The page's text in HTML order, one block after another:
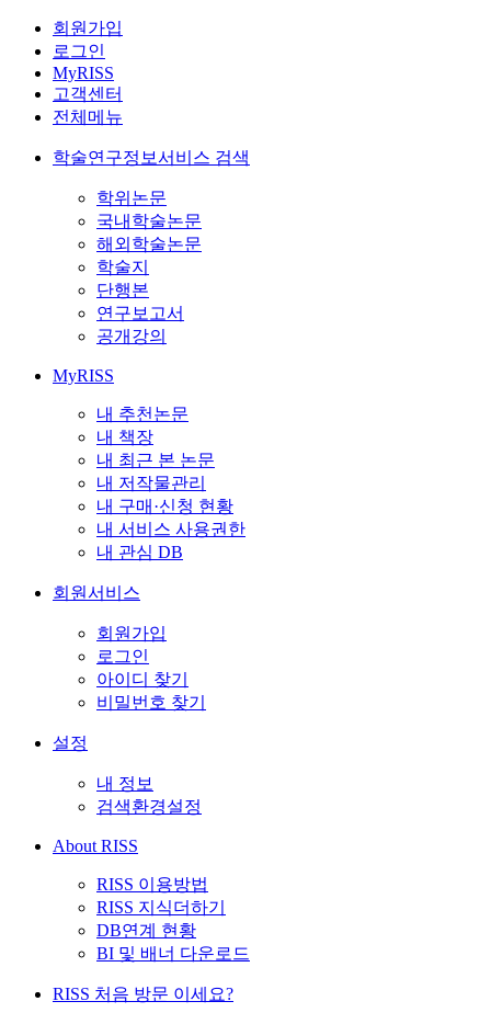
회원가입
로그인
MyRISS
고객센터
전체메뉴
학술연구정보서비스 검색
학위논문
국내학술논문
해외학술논문
학술지
단행본
연구보고서
공개강의
MyRISS
내 추천논문
내 책장
내 최근 본 논문
내 저작물관리
내 구매·신청 현황
내 서비스 사용권한
내 관심 DB
회원서비스
회원가입
로그인
아이디 찾기
비밀번호 찾기
설정
내 정보
검색환경설정
About RISS
RISS 이용방법
RISS 지식더하기
DB연계 현황
BI 및 배너 다운로드
RISS 처음 방문 이세요?